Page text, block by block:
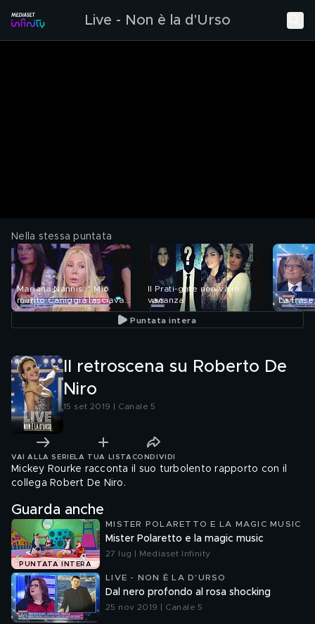
Live - Non è la d'Urso
Nella stessa puntata
Mariana Nannis: " Mio
marito Caniggia lasciava i
bambini in un bordello"
Il Prati-gate non va in
vacanza
La
Puntata intera
Il retroscena su Roberto De
Niro
15 set 2019 | Canale 5
VAI ALLA SERIE LA TUA LISTA CONDIVIDI
Mickey Rourke racconta il suo turbolento rapporto con il
collega Robert De Niro.
Guarda anche
PUNTATA INTERA
MISTER POLARETTO E LA MAGIC MUSIC
Mister Polaretto e la magic music
27 lug | Mediaset Infinity
LIVE - NON È LA D'URSO
Dal nero profondo al rosa shocking
25 nov 2019 | Canale 5